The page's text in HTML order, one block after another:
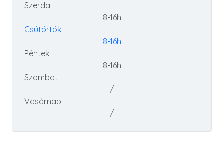
Szerda
8-16h
Csütörtök
8-16h
Péntek
8-16h
Szombat
/
Vasárnap
/